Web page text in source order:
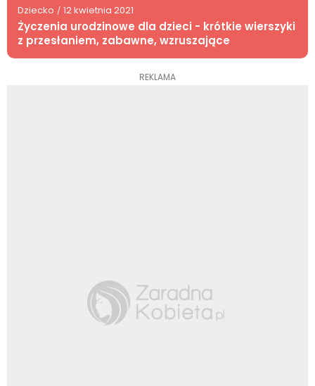
Dziecko / 12 kwietnia 2021
Życzenia urodzinowe dla dzieci - krótkie wierszyki
z przesłaniem, zabawne, wzruszające
REKLAMA